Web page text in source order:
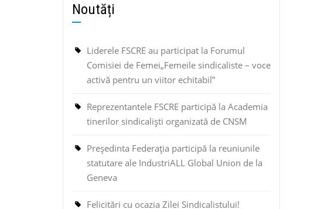
Noutăți
Liderele FSCRE au participat la Forumul
Comisiei de Femei„Femeile sindicaliste – voce
activă pentru un viitor echitabil”
Reprezentantele FSCRE participă la Academia
tinerilor sindicaliști organizată de CNSM
Președinta Federația participă la reuniunile
statutare ale IndustriALL Global Union de la
Geneva
Felicitări cu ocazia Zilei Sindicalistului!